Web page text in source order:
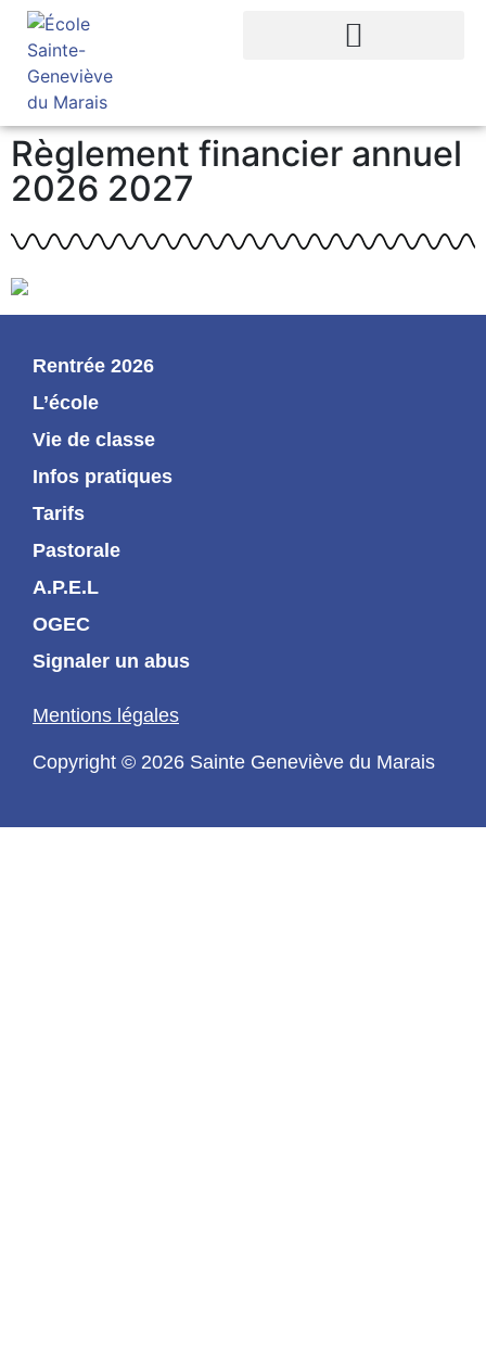
Règlement financier annuel
2026 2027
Rentrée 2026
L’école
Vie de classe
Infos pratiques
Tarifs
Pastorale
A.P.E.L
OGEC
Signaler un abus
Mentions légales
Copyright © 2026 Sainte Geneviève du Marais